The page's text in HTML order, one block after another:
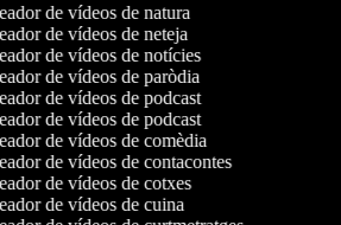
de vídeos de natura
de vídeos de neteja
de vídeos de notícies
de vídeos de paròdia
de vídeos de podcast
de vídeos de podcast
de vídeos de comèdia
de vídeos de contacontes
de vídeos de cotxes
de vídeos de cuina